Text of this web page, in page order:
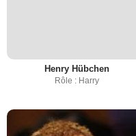
Henry Hübchen
Rôle : Harry